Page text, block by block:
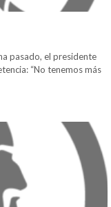
pasado, el presidente
“No tenemos más